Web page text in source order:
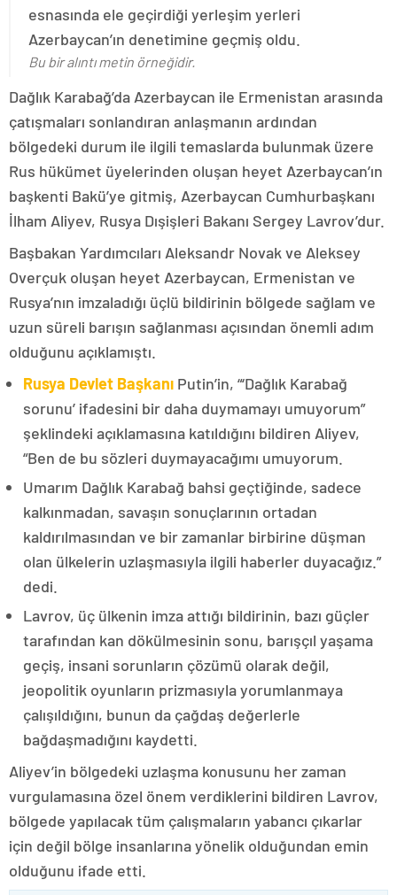
esnasında ele geçirdiği yerleşim yerleri
Azerbaycan’ın denetimine geçmiş oldu.
Bu bir alıntı metin örneğidir.
Dağlık Karabağ’da Azerbaycan ile Ermenistan arasında
çatışmaları sonlandıran anlaşmanın ardından
bölgedeki durum ile ilgili temaslarda bulunmak üzere
Rus hükümet üyelerinden oluşan heyet Azerbaycan’ın
başkenti Bakü’ye gitmiş, Azerbaycan Cumhurbaşkanı
İlham Aliyev, Rusya Dışişleri Bakanı Sergey Lavrov’dur.
Başbakan Yardımcıları Aleksandr Novak ve Aleksey
Overçuk oluşan heyet Azerbaycan, Ermenistan ve
Rusya’nın imzaladığı üçlü bildirinin bölgede sağlam ve
uzun süreli barışın sağlanması açısından önemli adım
olduğunu açıklamıştı.
Rusya Devlet Başkanı Putin’in, “‘Dağlık Karabağ
sorunu’ ifadesini bir daha duymamayı umuyorum”
şeklindeki açıklamasına katıldığını bildiren Aliyev,
“Ben de bu sözleri duymayacağımı umuyorum.
Umarım Dağlık Karabağ bahsi geçtiğinde, sadece
kalkınmadan, savaşın sonuçlarının ortadan
kaldırılmasından ve bir zamanlar birbirine düşman
olan ülkelerin uzlaşmasıyla ilgili haberler duyacağız.”
dedi.
Lavrov, üç ülkenin imza attığı bildirinin, bazı güçler
tarafından kan dökülmesinin sonu, barışçıl yaşama
geçiş, insani sorunların çözümü olarak değil,
jeopolitik oyunların prizmasıyla yorumlanmaya
çalışıldığını, bunun da çağdaş değerlerle
bağdaşmadığını kaydetti.
Aliyev’in bölgedeki uzlaşma konusunu her zaman
vurgulamasına özel önem verdiklerini bildiren Lavrov,
bölgede yapılacak tüm çalışmaların yabancı çıkarlar
için değil bölge insanlarına yönelik olduğundan emin
olduğunu ifade etti.